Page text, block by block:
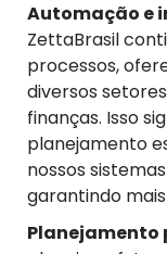
Automação ei
ZettaBrasil
processos,
diversos
finanças. Isso
planejamento
nossos
garantindo
Planejamento